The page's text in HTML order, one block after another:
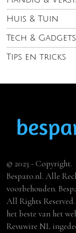
Huis & Tuin
Tech & Gadgets
Tips en tricks
© 2023 - Copyright.
Besparo.nl. Alle
voorbehouden.
All Rights
het beste van het
Revuwire NL